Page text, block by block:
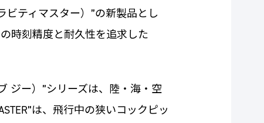
ビティマスター）”の新製品とし
時刻精度と耐久性を追求した
ジー）”シリーズは、陸・海・空
は、飛行中の狭いコックピッ